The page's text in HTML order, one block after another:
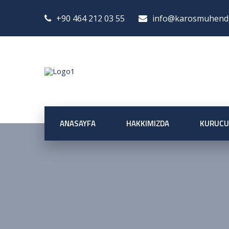
+90 464 212 03 55
ANASAYFA HAKKIMIZDA